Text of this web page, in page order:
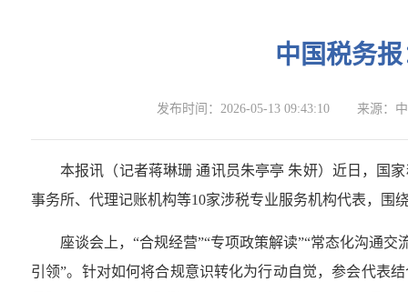
中国税务
发布时间： 2026-05-13 09:43:10 来源：
本报讯（记者蒋琳珊 通讯员朱亭亭 朱妍）近日，国
事务所、代理记账机构等10家涉税专业服务机构代表，围
座谈会上，“合规经营”“专项政策解读”“常态化沟通
引领”。针对如何将合规意识转化为行动自觉，参会代表